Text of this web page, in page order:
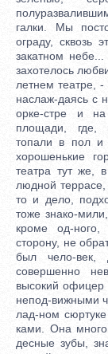
галки. Мы
ограду, сквозь
закатном
захотелось
летнем театре,
наслаж-даясь с
орке-стре и
площади, где,
топали в пол и
хорошенькие
театра тут же,
людной
то и дело,
тоже знако-
кроме од-
сторону, не
был чело-век,
совершенно
высокий офицер
непод-вижными
лад-ном
ками. Она
десные зубы,